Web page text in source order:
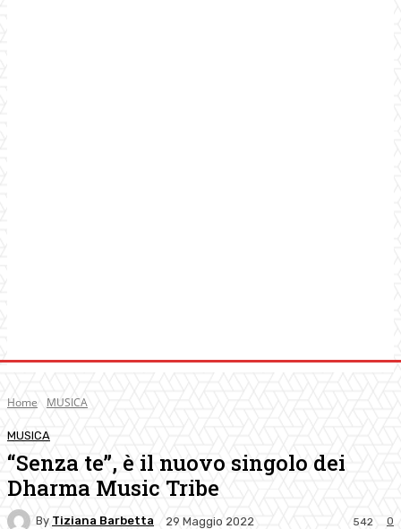
Home MUSICA
MUSICA
“Senza te”, è il nuovo singolo dei
Dharma Music Tribe
By Tiziana Barbetta 29 Maggio 2022 0
542